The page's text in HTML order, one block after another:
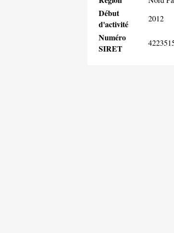
Début
d'activité
2012
Numéro
SIRET